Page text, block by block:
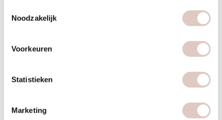
Noodzakelijk
Voorkeuren
Statistieken
Marketing
brengt. Vrouwen geven aan dat ze zich na de lessen kalmer
en meer in controle voelen. De ademtechnieken die je oefent,
blijken tijdens de bevalling ook daadwerkelijk bruikbaar.
Wanneer kun je beginnen met zwangerschapsyoga?
Je kunt in de meeste gevallen beginnen met
zwangerschapsyoga vanaf het tweede trimester, dus rond
week 14 tot 16. In het eerste trimester is het lichaam nog
volop in aanpassing en is rust vaak prioriteit. Na week 14 is